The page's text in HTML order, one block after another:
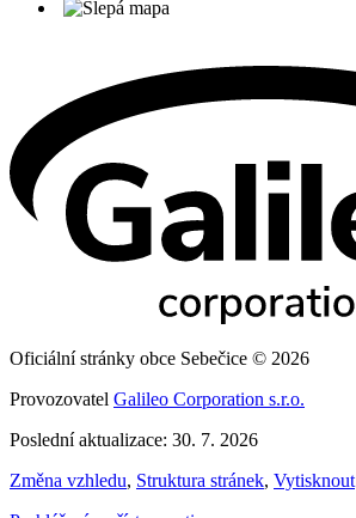
Oficiální stránky obce Sebečice © 2026
Provozovatel Galileo Corporation s.r.o.
Poslední aktualizace: 30. 7. 2026
Změna vzhledu, Struktura stránek, Vytisknout